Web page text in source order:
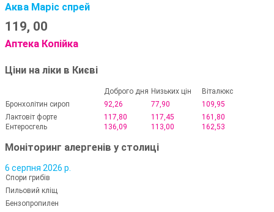
Аква Маріс спрей
119, 00
Аптека Копійка
Ціни на ліки в Києві
Доброго дня Низьких цін
Віталюкс
Бронхолітин сироп
92,26 77,90
109,95
Лактовіт форте
117,80 117,45
161,80
Ентеросгель
136,09 113,00 162,53
Моніторинг алергенів у столиці
6 серпня 2026 р.
Спори грибів
Пильовий кліщ
Бензопропилен